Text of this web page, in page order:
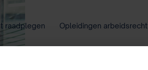
raadplegen Opleidingen arbeidsrecht